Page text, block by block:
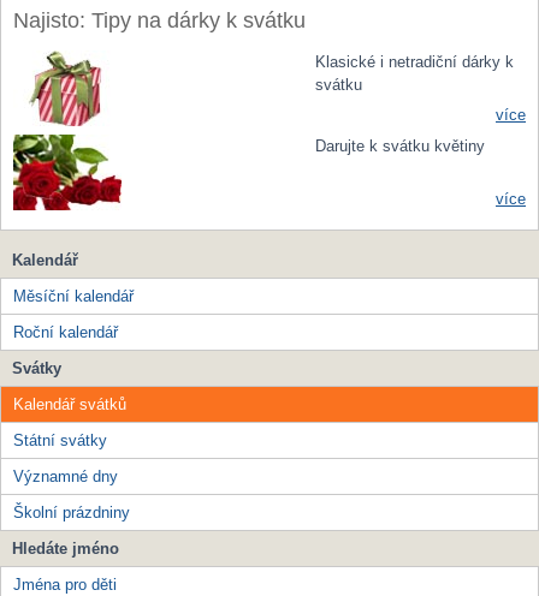
Najisto: Tipy na dárky k svátku
Klasické i netradiční dárky k
svátku
více
Darujte k svátku květiny
více
Kalendář
Měsíční kalendář
Roční kalendář
Svátky
Kalendář svátků
Státní svátky
Významné dny
Školní prázdniny
Hledáte jméno
Jména pro děti